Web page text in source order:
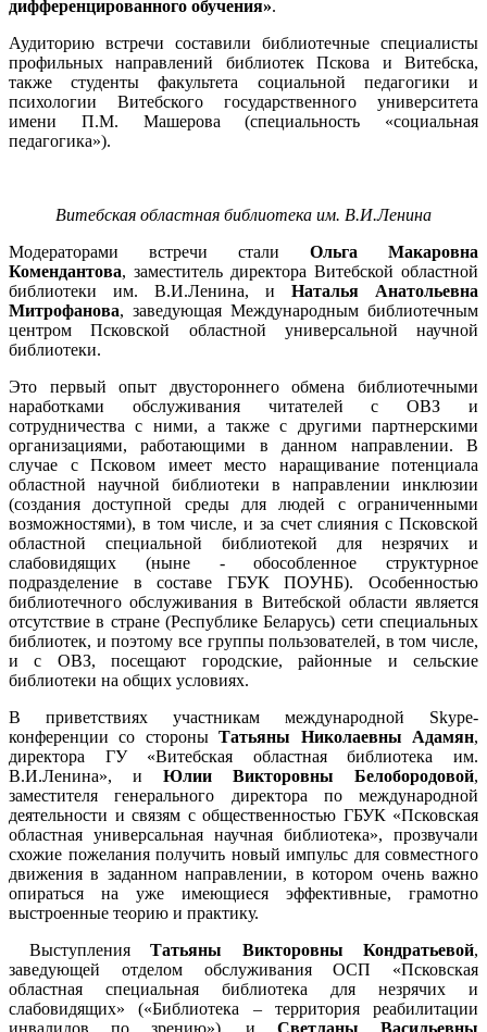
дифференцированного обучения».
Аудиторию встречи составили библиотечные специалисты
профильных направлений библиотек Пскова и Витебска,
также студенты факультета социальной педагогики и
психологии Витебского государственного университета
имени П.М. Машерова (специальность «социальная
педагогика»).
Витебская областная библиотека им. В.И.Ленина
Модераторами встречи стали Ольга Макаровна
Комендантова, заместитель директора Витебской областной
библиотеки им. В.И.Ленина, и Наталья Анатольевна
Митрофанова, заведующая Международным библиотечным
центром Псковской областной универсальной научной
библиотеки.
Это первый опыт двустороннего обмена библиотечными
наработками обслуживания читателей с ОВЗ и
сотрудничества с ними, а также с другими партнерскими
организациями, работающими в данном направлении. В
случае с Псковом имеет место наращивание потенциала
областной научной библиотеки в направлении инклюзии
(создания доступной среды для людей с ограниченными
возможностями), в том числе, и за счет слияния с Псковской
областной специальной библиотекой для незрячих и
слабовидящих (ныне - обособленное структурное
подразделение в составе ГБУК ПОУНБ). Особенностью
библиотечного обслуживания в Витебской области является
отсутствие в стране (Республике Беларусь) сети специальных
библиотек, и поэтому все группы пользователей, в том числе,
и с ОВЗ, посещают городские, районные и сельские
библиотеки на общих условиях.
В приветствиях участникам международной Skype-
конференции со стороныТатьяны Николаевны Адамян,
директора ГУ «Витебская областная библиотека им.
В.И.Ленина», и Юлии Викторовны Белобородовой,
заместителя генерального директора по международной
деятельности и связям с общественностью ГБУК «Псковская
областная универсальная научная библиотека», прозвучали
схожие пожелания получить новый импульс для совместного
движения в заданном направлении, в котором очень важно
опираться на уже имеющиеся эффективные, грамотно
выстроенные теорию и практику.
Выступления Татьяны Викторовны Кондратьевой,
заведующей отделом обслуживания ОСП «Псковская
областная специальная библиотека для незрячих и
слабовидящих» («Библиотека – территория реабилитации
инвалидов по зрению»), иСветланы Васильевны